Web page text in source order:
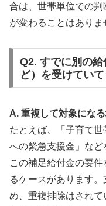
合は、世帯単位での
が変わることはありま
Q2. すでに別の
ど）を受けてい
A. 重複して対象になる
たとえば、「子育て
への緊急支援金」など
この補足給付金の要
るケースがあります
め、重複排除はされ